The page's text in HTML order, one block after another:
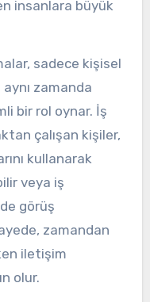
insanlara büyük
sadece kişisel
zamanda
bir rol oynar. İş
çalışan kişiler,
kullanarak
veya iş
görüş
zamandan
iletişim
olur.